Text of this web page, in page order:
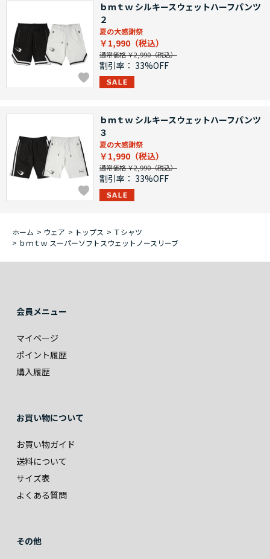
ｂｍｔｗ シルキースウェットハーフパンツ
２
夏の大感謝祭
￥1,990
通常価格 ￥2,990
割引率： 33%OFF
ｂｍｔｗ シルキースウェットハーフパンツ
３
夏の大感謝祭
￥1,990
通常価格 ￥2,990
割引率： 33%OFF
ホーム > ウェア > トップス > Ｔシャツ
> ｂｍｔｗ スーパーソフトスウェットノースリーブ
会員メニュー
マイページ
ポイント履歴
購入履歴
お買い物について
お買い物ガイド
送料について
サイズ表
よくある質問
その他